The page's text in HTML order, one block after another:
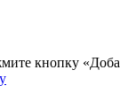
кнопку